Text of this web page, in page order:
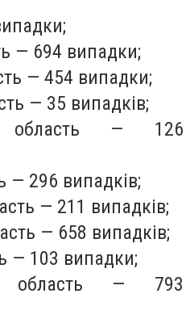
— 694 випадки;
— 454 випадки;
— 35 випадків;
область — 126
— 296 випадків;
— 211 випадків;
— 658 випадків;
— 103 випадки;
область — 793